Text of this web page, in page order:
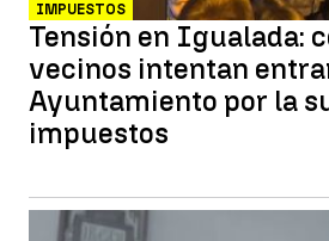
IMPUESTOS
Tensión en Igualada:
vecinos intentan
Ayuntamiento por la
impuestos